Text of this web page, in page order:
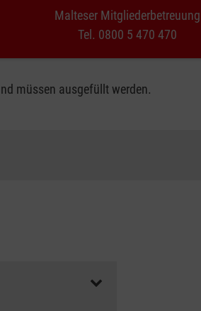
Malteser Mitgliederbetreuung
Tel. 0800 5 470 470
müssen ausgefüllt werden.